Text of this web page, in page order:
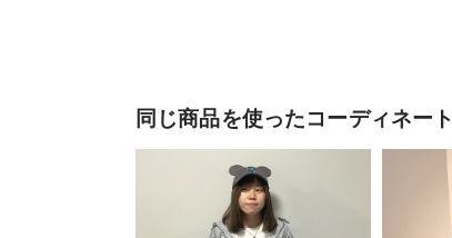
同じ商品を使ったコーディネート